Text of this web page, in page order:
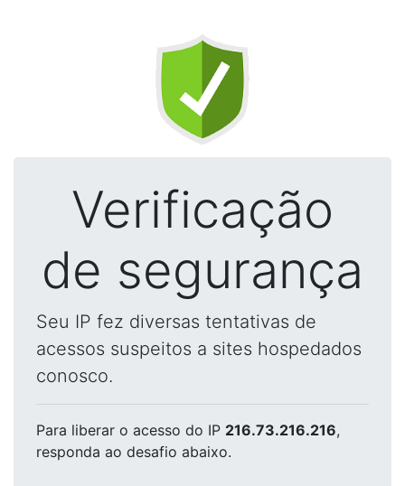
Verificação
de segurança
Seu IP fez diversas tentativas de
acessos suspeitos a sites hospedados
conosco.
Para liberar o acesso do IP 216.73.216.216,
responda ao desafio abaixo.